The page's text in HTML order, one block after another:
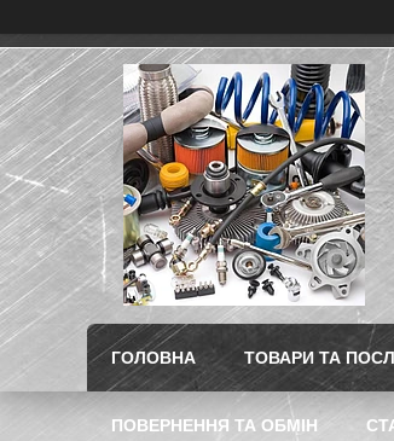
ГОЛОВНА ТОВАРИ ТА
ПОВЕРНЕННЯ ТА ОБМІН